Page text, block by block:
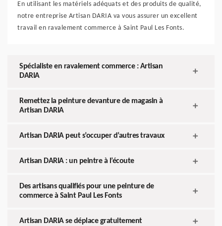
En utilisant les matériels adéquats et des produits de qualité,
notre entreprise Artisan DARIA va vous assurer un excellent
travail en ravalement commerce à Saint Paul Les Fonts.
Spécialiste en ravalement commerce : Artisan
DARIA
Remettez la peinture devanture de magasin à
Artisan DARIA
Artisan DARIA peut s’occuper d’autres travaux
Artisan DARIA : un peintre à l’écoute
Des artisans qualifiés pour une peinture de
commerce à Saint Paul Les Fonts
Artisan DARIA se déplace gratuitement